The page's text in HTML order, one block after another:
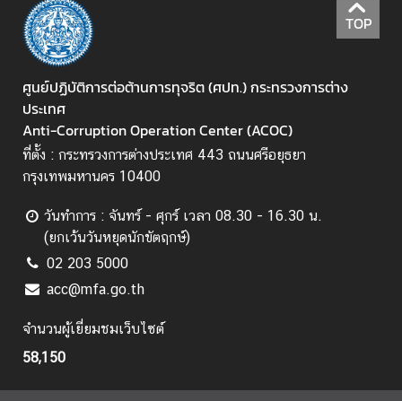
ก
า
ร
ส่
ง
เ
ส
ริ
ม
คุ
ณ
ธ
ร
ร
จ
ริ
TOP
ศูนย์ปฏิบัติการต่อต้านการทุจริต (ศปท.) กระทรวงการต่าง
ประเทศ
Anti-Corruption Operation Center (ACOC)
ที่ตั้ง : กระทรวงการต่างประเทศ 443 ถนนศรีอยุธยา
กรุงเทพมหานคร 10400
วันทำการ : จันทร์ - ศุกร์ เวลา 08.30 - 16.30 น.
(ยกเว้นวันหยุดนักขัตฤกษ์)
02 203 5000
acc@mfa.go.th
จำนวนผู้เยี่ยมชมเว็บไซต์
58,150